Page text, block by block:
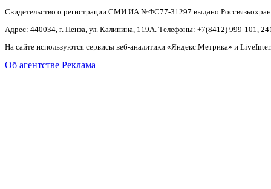
Свидетельство о регистрации СМИ ИА №ФС77-31297 выдано
Адрес: 440034, г. Пенза, ул. Калинина, 119А. Телефоны: +7(8412) 999-101,
На сайте используются сервисы веб-аналитики «Яндекс.Метрика» и
Об агентстве Реклама